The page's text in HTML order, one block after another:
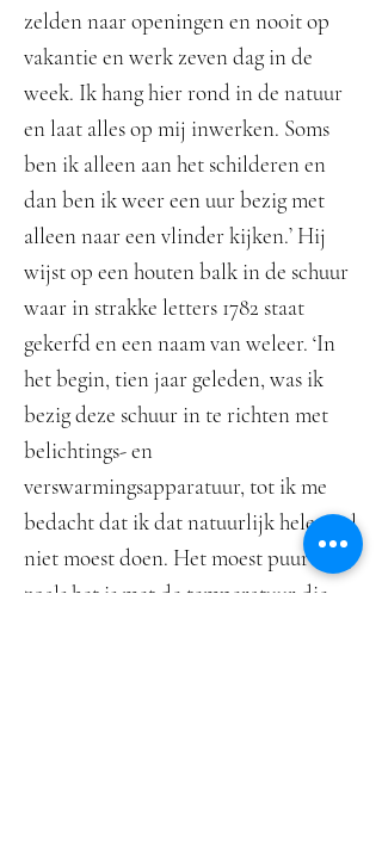
zelden naar openingen en nooit op
vakantie en werk zeven dag in de
week. Ik hang hier rond in de natuur
en laat alles op mij inwerken. Soms
ben ik alleen aan het schilderen en
dan ben ik weer een uur bezig met
alleen naar een vlinder kijken.’ Hij
wijst op een houten balk in de schuur
waar in strakke letters 1782 staat
gekerfd en een naam van weleer. ‘In
het begin, tien jaar geleden, was ik
bezig deze schuur in te richten met
belichtings- en
verswarmingsapparatuur, tot ik me
bedacht dat ik dat natuurlijk helemaal
niet moest doen. Het moest puur zijn,
zoals het is met de temperatuur die